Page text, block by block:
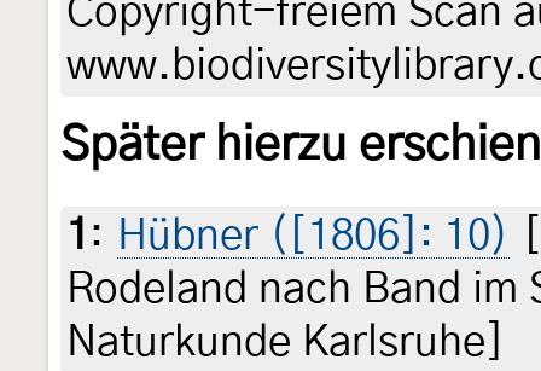
Copyright-freiem Scan
Später hierzu
1 : Hübner ([1806]: 10)
Rodeland nach Band
Naturkunde Karlsruhe]